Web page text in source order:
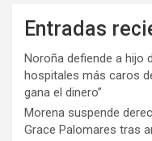
Entradas
Noroña defiende a hijo
hospitales más caros
gana el dinero”
Morena suspende
Grace Palomares tras